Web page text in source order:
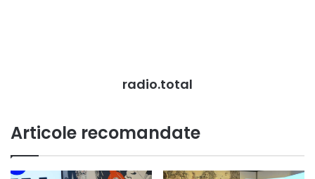
radio.total
Articole recomandate